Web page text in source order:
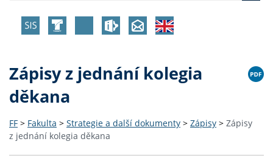
Zápisy z jednání kolegia
děkana
FF > Fakulta > Strategie a další dokumenty > Zápisy > Zápisy
z jednání kolegia děkana